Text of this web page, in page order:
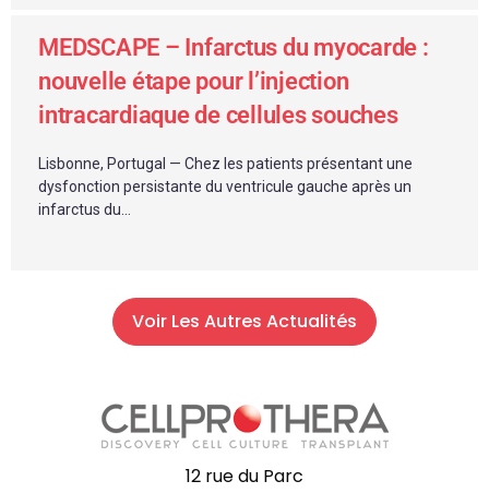
MEDSCAPE – Infarctus du myocarde :
nouvelle étape pour l’injection
intracardiaque de cellules souches
Lisbonne, Portugal — Chez les patients présentant une
dysfonction persistante du ventricule gauche après un
infarctus du...
Voir Les Autres Actualités
12 rue du Parc